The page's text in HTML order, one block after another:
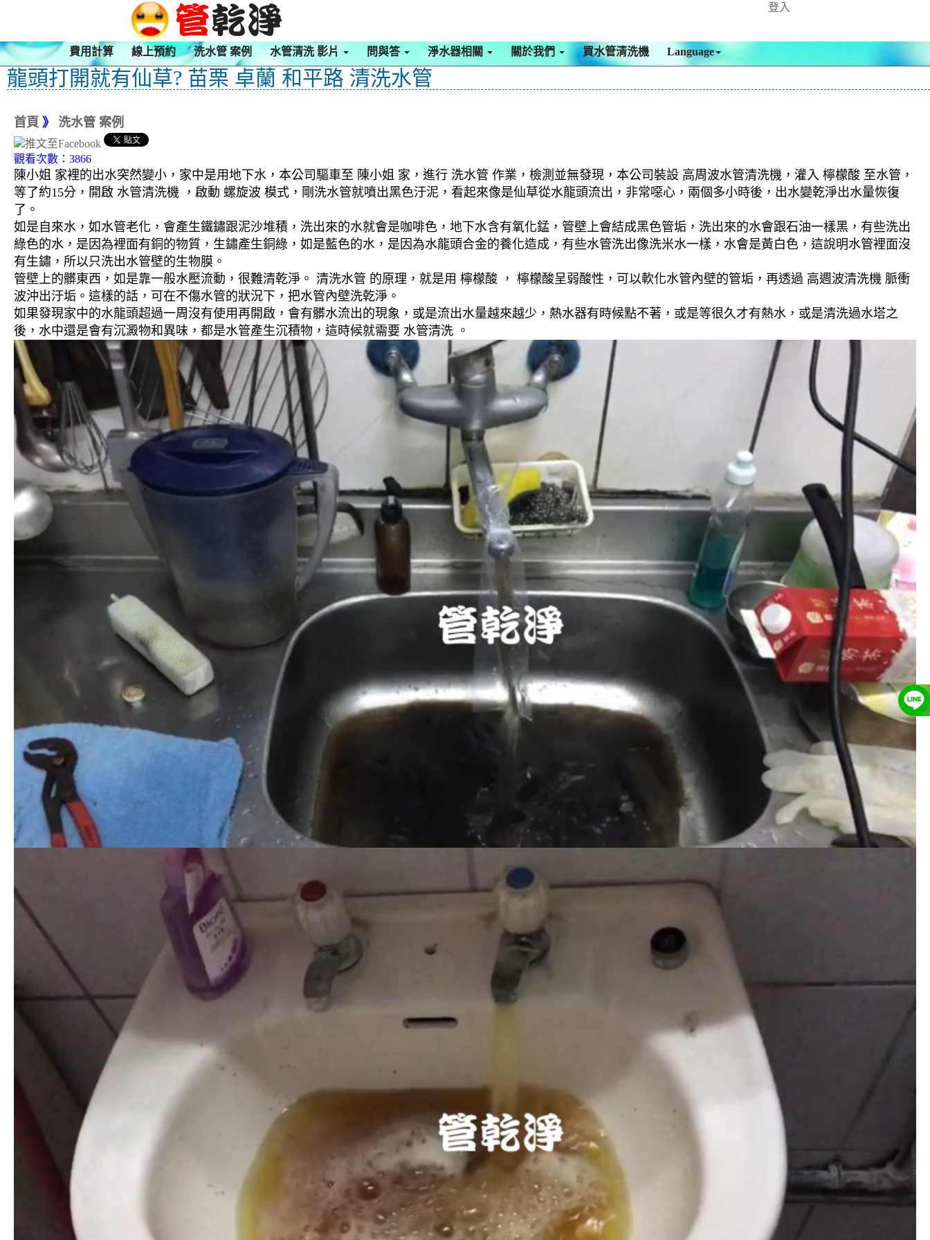
登入
費用計算 線上預約 洗水管 案例 水管清洗 影片 問與答 淨水器相關 關於我們 買水管清洗機 Language
龍頭打開就有仙草? 苗栗 卓蘭 和平路 清洗水管
首頁 》 洗水管 案例
觀看次數：3866
陳小姐 家裡的出水突然變小，家中是用地下水，本公司驅車至 陳小姐 家，進行 洗水管 作業，檢測並無發現，本公司裝設 高周波水管清洗機，灌入 檸檬酸 至水管，
等了約15分，開啟 水管清洗機 ，啟動 螺旋波 模式，剛洗水管就噴出黑色汙泥，看起來像是仙草從水龍頭流出，非常噁心，兩個多小時後，出水變乾淨出水量恢復
了。
如是自來水，如水管老化，會產生鐵鏽跟泥沙堆積，洗出來的水就會是咖啡色，地下水含有氧化錳，管壁上會結成黑色管垢，洗出來的水會跟石油一樣黑，有些洗出
綠色的水，是因為裡面有銅的物質，生鏽產生銅綠，如是藍色的水，是因為水龍頭合金的養化造成，有些水管洗出像洗米水一樣，水會是黃白色，這說明水管裡面沒
有生鏽，所以只洗出水管壁的生物膜。
管壁上的髒東西，如是靠一般水壓流動，很難清乾淨。 清洗水管 的原理，就是用 檸檬酸 ， 檸檬酸呈弱酸性，可以軟化水管內壁的管垢，再透過 高週波清洗機 脈衝
波沖出汙垢。這樣的話，可在不傷水管的狀況下，把水管內壁洗乾淨。
如果發現家中的水龍頭超過一周沒有使用再開啟，會有髒水流出的現象，或是流出水量越來越少，熱水器有時候點不著，或是等很久才有熱水，或是清洗過水塔之
後，水中還是會有沉澱物和異味，都是水管產生沉積物，這時候就需要 水管清洗 。